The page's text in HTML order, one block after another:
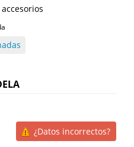
¿Datos incorrectos?